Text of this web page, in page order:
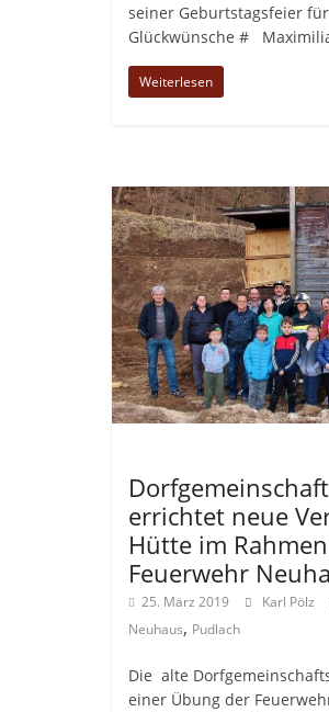
seiner Geburtstagsfeier
Glückwünsche #
Weiterlesen
errichtet neue
Hütte im
Feuerwehr
25. März 2019 Karl Pölz
Neuhaus, Pudlach
Die alte
einer Übung der